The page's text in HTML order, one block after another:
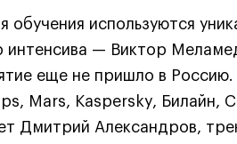
обучения используются
интенсива — Виктор
еще не пришло в
Mars, Kaspersky, Билайн,
Дмитрий Александров,